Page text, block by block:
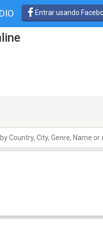
Entrar usando